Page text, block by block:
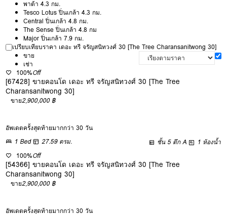
พาต้า 4.3 กม.
Tesco Lotus ปิ่นเกล้า 4.3 กม.
Central ปิ่นเกล้า 4.8 กม.
The Sense ปิ่นเกล้า 4.8 กม
Major ปิ่นเกล้า 7.9 กม.
เปรียบเทียบราคา เดอะ ทรี จรัญสนิทวงศ์ 30 [The Tree Charansanitwong 30]
ขาย
เช่า
100%Off
[67428] ขายคอนโด เดอะ ทรี จรัญสนิทวงศ์ 30 [The Tree
Charansanitwong 30]
ขาย2,900,000 ฿
อัพเดตครั้งสุดท้ายมากกว่า 30 วัน
1 Bed
27.59 ตรม. ชั้น 5 ตึก A
1 ห้องน้ำ
100%Off
[54366] ขายคอนโด เดอะ ทรี จรัญสนิทวงศ์ 30 [The Tree
Charansanitwong 30]
ขาย2,900,000 ฿
อัพเดตครั้งสุดท้ายมากกว่า 30 วัน